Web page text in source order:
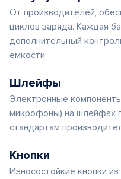
От производителей,
циклов заряда. Каждая
дополнительный
емкости
Шлейфы
Электронные
микрофоны) на шлейфах
стандартам
Кнопки
Износостойкие кнопки